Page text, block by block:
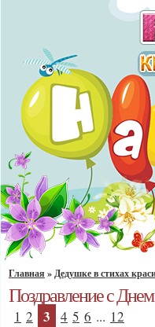
Главная »Дедушке в стихах
Поздравление с
1 2 3 4 5 6 ... 12